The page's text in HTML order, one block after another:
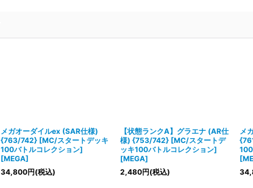
メガオーダイルex (SAR仕様)
{763/742} [MC/スタートデッキ
100バトルコレクション]
[MEGA]
34,800円(税込)
【状態ランクA】グラエナ (AR仕
様) {753/742} [MC/スタートデ
ッキ100バトルコレクション]
[MEGA]
2,480円(税込)
メ